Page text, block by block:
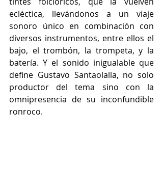
ecléctica, llevándonos a un viaje
sonoro único en combinación con
diversos instrumentos, entre ellos el
bajo, el trombón, la trompeta, y la
batería. Y el sonido inigualable que
define Gustavo Santaolalla, no solo
productor del tema sino con la
omnipresencia de su inconfundible
ronroco.